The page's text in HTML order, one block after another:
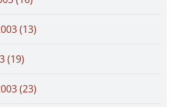
(13)
(19)
(23)